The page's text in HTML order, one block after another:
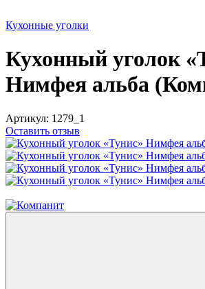
Кухонные уголки
Кухонный уголок
Нимфея альба
Артикул: 1279_1
Оставить отзыв